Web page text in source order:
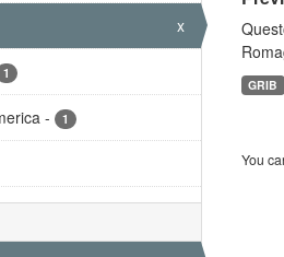
x
1
- 1
GRIB
You